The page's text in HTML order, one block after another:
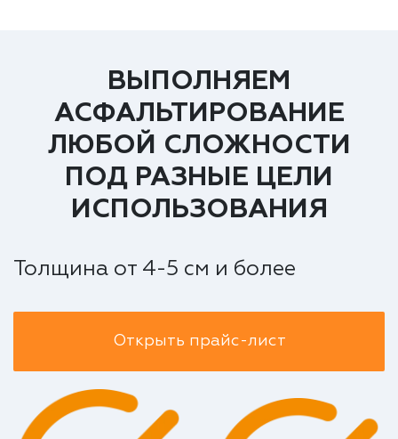
ВЫПОЛНЯЕМ
АСФАЛЬТИРОВАНИЕ
ЛЮБОЙ СЛОЖНОСТИ
ПОД РАЗНЫЕ ЦЕЛИ
ИСПОЛЬЗОВАНИЯ
Толщина от 4-5 см и более
Открыть прайс-лист